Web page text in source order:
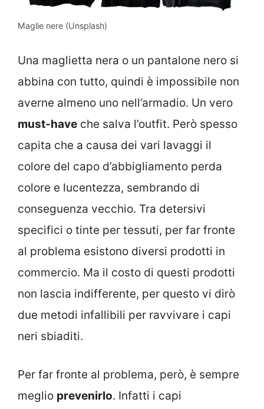
Maglie nere (Unsplash)
Una maglietta nera o un pantalone nero si
abbina con tutto, quindi è impossibile non
averne almeno uno nell’armadio. Un vero
must-have che salva l’outfit. Però spesso
capita che a causa dei vari lavaggi il
colore del capo d’abbigliamento perda
colore e lucentezza, sembrando di
conseguenza vecchio. Tra detersivi
specifici o tinte per tessuti, per far fronte
al problema esistono diversi prodotti in
commercio. Ma il costo di questi prodotti
non lascia indifferente, per questo vi dirò
due metodi infallibili per ravvivare i capi
neri sbiaditi.
Per far fronte al problema, però, è sempre
meglio prevenirlo. Infatti i capi